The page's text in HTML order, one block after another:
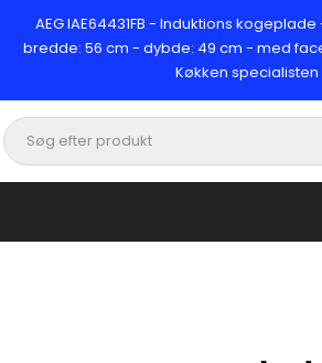
AEG IAE64431FB - Induktions
bredde: 56 cm - dybde: 49 cm - med
Køkken specialisten